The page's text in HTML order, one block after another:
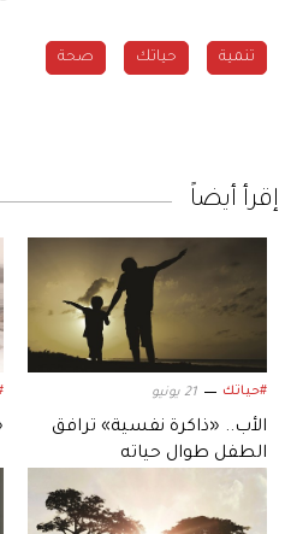
تنمية حياتك صحة
إقرأ أيضاً
#حياتك 21 يونيو
الأب.. «ذاكرة نفسية» ترافق
الطفل طوال حياته